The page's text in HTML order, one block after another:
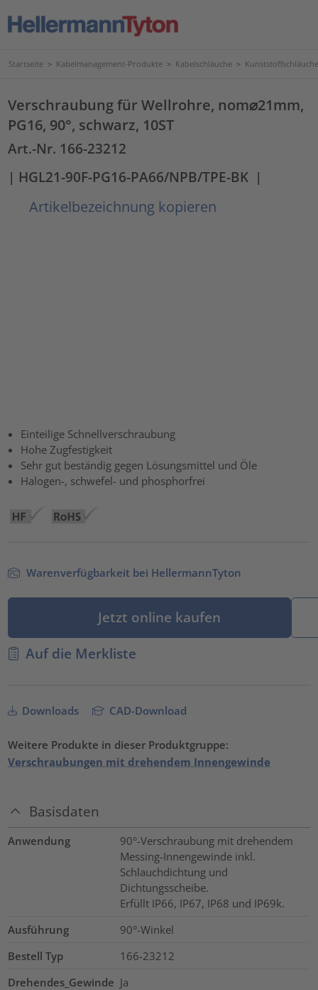
Startseite > Kabelmanagement-Produkte > Kabelschläuche >
Verschraubung für Wellrohre, nom⌀21mm,
PG16, 90°, schwarz, 10ST
Art.-Nr. 166-23212
| HGL21-90F-PG16-PA66/NPB/TPE-BK |
Artikelbezeichnung kopieren
Einteilige Schnellverschraubung
Hohe Zugfestigkeit
Sehr gut beständig gegen Lösungsmittel und Öle
Halogen-, schwefel- und phosphorfrei
Warenverfügbarkeit bei HellermannTyton
Jetzt online kaufen
Auf die Merkliste
Downloads CAD-Download
Weitere Produkte in dieser Produktgruppe:
Verschraubungen mit drehendem Innengewinde
Basisdaten
Anwendung
90°-Verschraubung mit drehendem
Messing-Innengewinde inkl.
Schlauchdichtung und
Dichtungsscheibe.
Erfüllt IP66, IP67, IP68 und IP69k.
Ausführung
90°-Winkel
Bestell Typ
166-23212
Drehendes_Gewinde Ja